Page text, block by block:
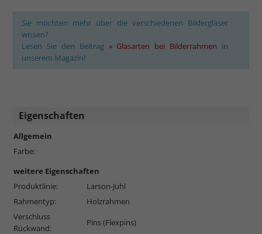
Sie möchten mehr über die verschiedenen Bildergläser
wissen?
Lesen Sie den Beitrag » Glasarten bei Bilderrahmen in
unserem Magazin!
Eigenschaften
Allgemein
Farbe:
weitere Eigenschaften
Produktlinie:
Larson-Juhl
Rahmentyp:
Holzrahmen
Verschluss
Rückwand:
Pins (Flexpins)